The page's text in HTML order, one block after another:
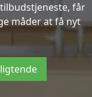
får
måder at få nyt